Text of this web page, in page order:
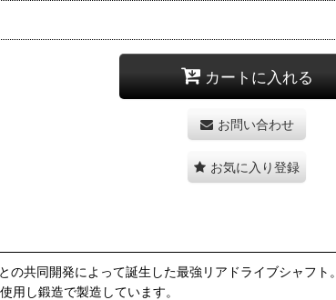
カートに入れる
お問い合わせ
お気に入り登録
共同開発によって誕生した最強リアドライブシャフト。
し鍛造で製造しています。